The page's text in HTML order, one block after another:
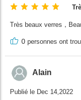
Très beaux verres，
0 personnes ont
Alain
Publié le Dec 14,2022